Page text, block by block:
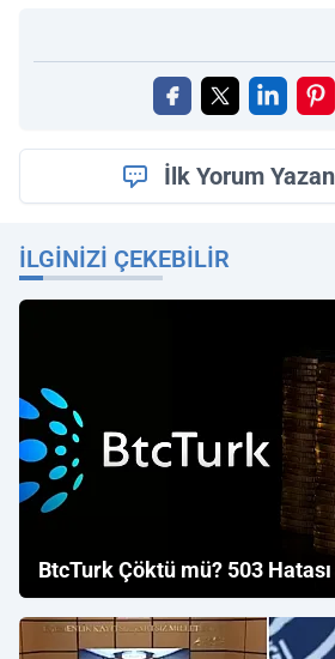
İlk Yorum
İLGINIZI ÇEKEBILIR
BtcTurk Çöktü mü? 503